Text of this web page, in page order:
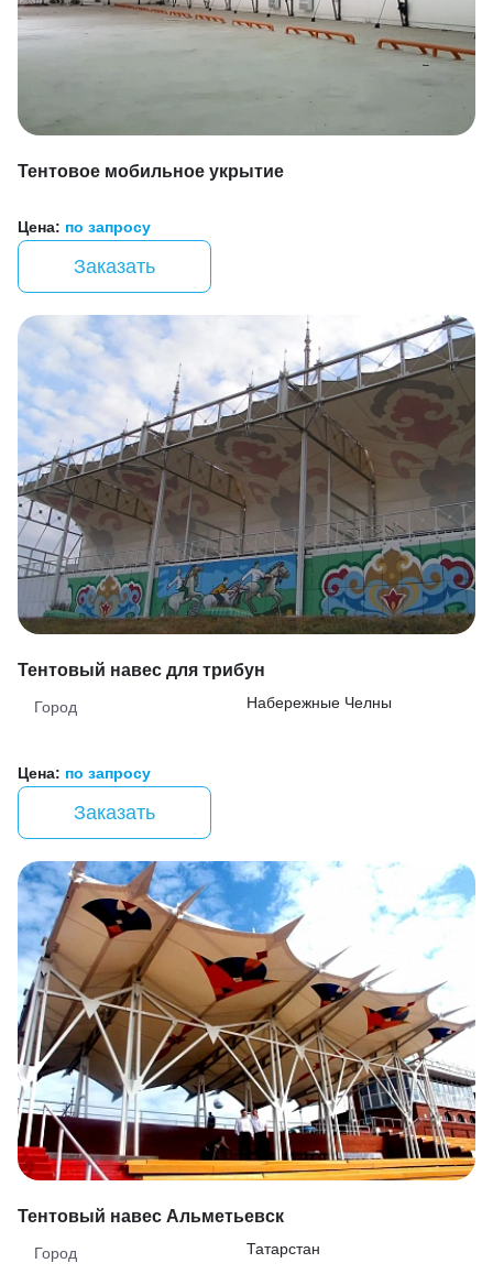
Тентовое мобильное укрытие
Цена: по запросу
Заказать
Тентовый навес для трибун
Город Набережные Челны
Цена: по запросу
Заказать
Тентовый навес Альметьевск
Город Татарстан